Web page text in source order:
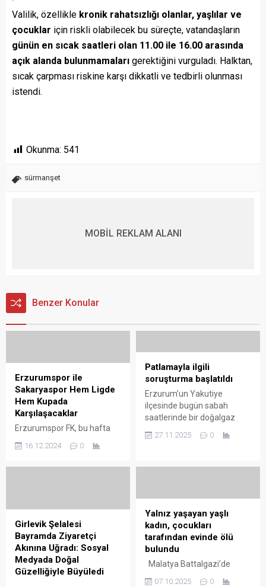
Valilik, özellikle kronik rahatsızlığı olanlar, yaşlılar ve
çocuklar için riskli olabilecek bu süreçte, vatandaşların
günün en sıcak saatleri olan 11.00 ile 16.00 arasında
açık alanda bulunmamaları gerektiğini vurguladı. Halktan,
sıcak çarpması riskine karşı dikkatli ve tedbirli olunması
istendi.
Okunma: 541
sürmanşet
MOBİL REKLAM ALANI
Benzer Konular
Erzurumspor ile
Sakaryaspor Hem Ligde
Hem Kupada
Karşılaşacaklar
Erzurumspor FK, bu hafta
de Ziraat Türkiye Kupası 5.
1. Lig’de oynadığı 16 maçta
aldığı 9 galibiyet, 1
beraberlik ve 6 mağlubiyetle
28 puan toplayan ve puan
cetvelinde 4. sırada yer alan
Erzurumspor FK’da,...
16.12.2024 0
Patlamayla ilgili
soruşturma başlatıldı
Erzurum’un Yakutiye
ilçesinde bugün sabah
saatlerinde bir doğalgaz
Patlamanın yaşandığı
ve tesisatının bulunmadığı,
elemanlarının yerinde
olmadığı tespit edildi. Olayla
ilgili soruşturma başlatıldı.
Palen Doğalgaz, bölge
regülatörlerinden gaz arzını
güvenlik amacıyla keserek
gerekli kontrolleri
tamamladıktan sonra
27.11.2025 0
Girlevik Şelalesi
Bayramda Ziyaretçi
Akınına Uğradı: Sosyal
Medyada Doğal
Güzelliğiyle Büyüledi
Yalnız yaşayan yaşlı
kadın, çocukları
tarafından evinde ölü
bulundu
Malatya Battalgazi’de
07.10.2025 0